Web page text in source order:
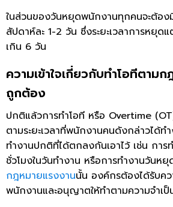
ในส่วนของวันหยุดพนักงานทุกคนจะต้อ
สัปดาห์ละ 1-2 วัน ซึ่งระยะเวลาการหยุด
เกิน 6 วัน
ความเข้าใจเกี่ยวกับทำโอทีตาม
ถูกต้อง
ปกติแล้วการทำโอที หรือ Overtime
ตามระยะเวลาที่พนักงานคนดังกล่าวได้ท
ทำงานปกติที่ได้ตกลงกันเอาไว้ เช่น กา
ชั่วโมงในวันทำงาน หรือการทำงานวันห
กฎหมายแรงงานนั้น องค์กรต้องได้รับค
พนักงานและอนุญาตให้ทำตามความจำเป็